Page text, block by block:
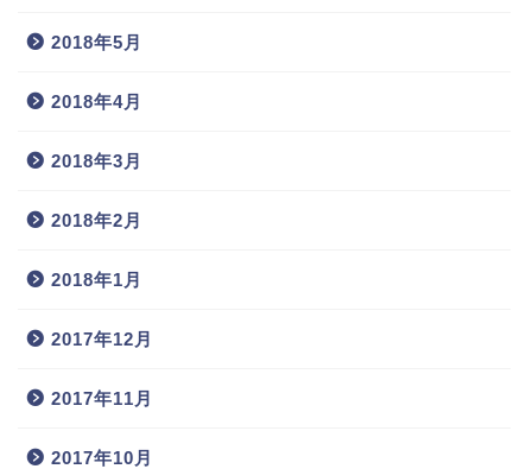
2018年5月
2018年4月
2018年3月
2018年2月
2018年1月
2017年12月
2017年11月
2017年10月